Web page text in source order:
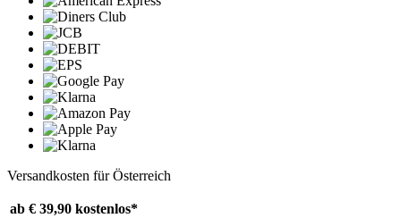
Versandkosten für Österreich
ab € 39,90 kostenlos*